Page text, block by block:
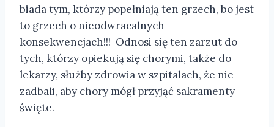
biada tym, którzy popełniają ten grzech, bo jest
to grzech o nieodwracalnych
konsekwencjach!!! Odnosi się ten zarzut do
tych, którzy opiekują się chorymi, także do
lekarzy, służby zdrowia w szpitalach, że nie
zadbali, aby chory mógł przyjąć sakramenty
święte.